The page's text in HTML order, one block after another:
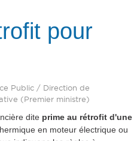
pour
Public / Direction de
(Premier ministre)
dite prime au rétrofit d'une
en moteur électrique ou